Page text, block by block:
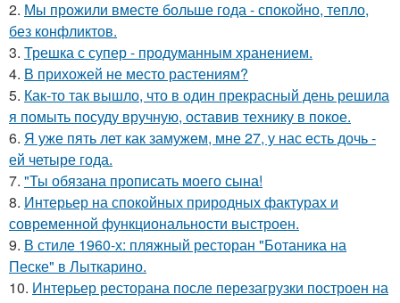
2. Мы прожили вместе больше года - спокойно, тепло,
без конфликтов.
3. Трешка с супер - продуманным хранением.
4. В прихожей не место растениям?
5. Как-то так вышло, что в один прекрасный день решила
я помыть посуду вручную, оставив технику в покое.
6. Я уже пять лет как замужем, мне 27, у нас есть дочь -
ей четыре года.
7. "Ты обязана прописать моего сына!
8. Интерьер на спокойных природных фактурах и
современной функциональности выстроен.
9. В стиле 1960-х: пляжный ресторан "Ботаника на
Песке" в Лыткарино.
10. Интерьер ресторана после перезагрузки построен на